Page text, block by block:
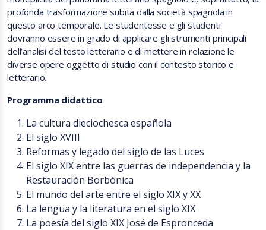
profonda trasformazione subita dalla società spagnola in
questo arco temporale. Le studentesse e gli studenti
dovranno essere in grado di applicare gli strumenti principali
dell’analisi del testo letterario e di mettere in relazione le
diverse opere oggetto di studio con il contesto storico e
letterario.
Programma didattico
La cultura dieciochesca española
El siglo XVIII
Reformas y legado del siglo de las Luces
El siglo XIX entre las guerras de independencia y la
Restauración Borbónica
El mundo del arte entre el siglo XIX y XX
La lengua y la literatura en el siglo XIX
La poesía del siglo XIX José de Espronceda